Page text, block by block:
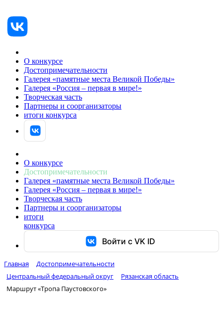
О конкурсе
Достопримечательности
Галерея «памятные места Великой Победы»
Галерея «Россия – первая в мире!»
Творческая часть
Партнеры и соорганизаторы
итоги конкурса
О конкурсе
Достопримечательности
Галерея «памятные места Великой Победы»
Галерея «Россия – первая в мире!»
Творческая часть
Партнеры и соорганизаторы
итоги
конкурса
Войти с VK ID
Главная
Достопримечательности
Центральный федеральный округ
Рязанская область
Маршрут «Тропа Паустовского»